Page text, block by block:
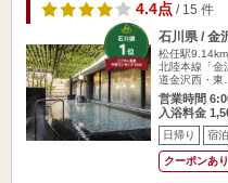
4.4点/ 15 件
石川県 / 金
松任駅9.14km
北陸本線「
道金沢西・東…
営業時間
入浴料金
日帰り 宿泊
クーポンあり